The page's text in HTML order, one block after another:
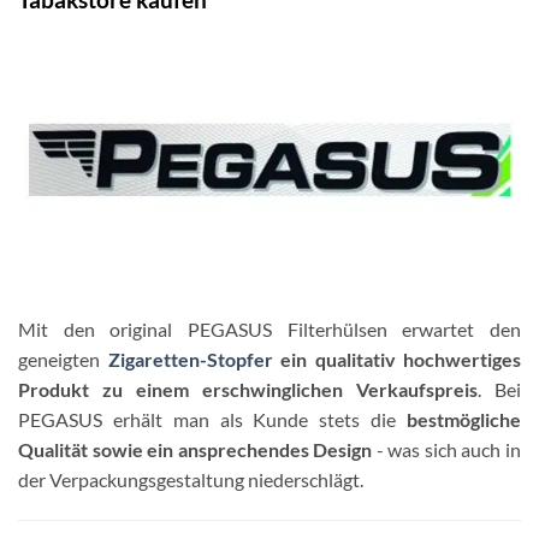
Mit den original PEGASUS Filterhülsen erwartet den
geneigten Zigaretten-Stopfer ein qualitativ hochwertiges
Produkt zu einem erschwinglichen Verkaufspreis . Bei
PEGASUS erhält man als Kunde stets die bestmögliche
Qualität sowie ein ansprechendes Design - was sich auch in
der Verpackungsgestaltung niederschlägt.